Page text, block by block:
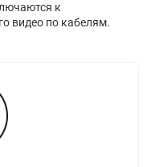
к
видео по кабелям.